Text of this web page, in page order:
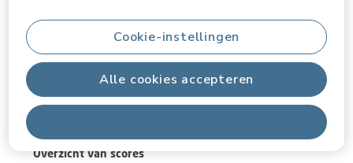
Alle cookies accepteren
Cookie-instellingen
Overzicht van scores
Algemene score
5.0